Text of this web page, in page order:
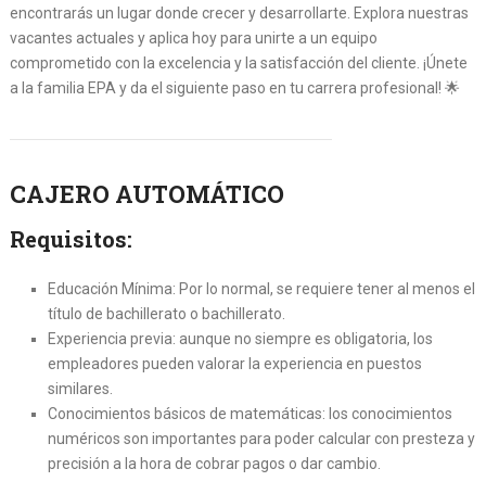
encontrarás un lugar donde crecer y desarrollarte. Explora nuestras
vacantes actuales y aplica hoy para unirte a un equipo
comprometido con la excelencia y la satisfacción del cliente. ¡Únete
a la familia EPA y da el siguiente paso en tu carrera profesional! 🌟
CAJERO AUTOMÁTICO
Requisitos:
Educación Mínima: Por lo normal, se requiere tener al menos el
título de bachillerato o bachillerato.
Experiencia previa: aunque no siempre es obligatoria, los
empleadores pueden valorar la experiencia en puestos
similares.
Conocimientos básicos de matemáticas: los conocimientos
numéricos son importantes para poder calcular con presteza y
precisión a la hora de cobrar pagos o dar cambio.